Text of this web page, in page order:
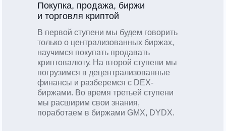
Покупка, продажа, биржи
и торговля криптой
В первой ступени мы будем говорить
только о централизованных биржах,
научимся покупать продавать
криптовалюту. На второй ступени мы
погрузимся в децентрализованные
финансы и разберемся с DEX-
биржами. Во время третьей ступени
мы расширим свои знания,
поработаем в биржами GMX, DYDX.